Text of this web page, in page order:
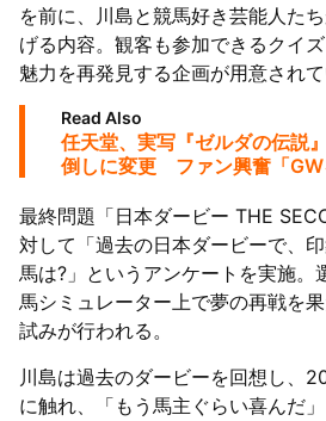
を前に、川島と競馬好き芸能人た
げる内容。観客も参加できるクイ
魅力を再発見する企画が用意されて
Read Also
任天堂、実写『ゼルダの伝説
倒しに変更 ファン興奮「GW
最終問題「日本ダービー THE
対して「過去の日本ダービーで、
馬は?」というアンケートを実施。
馬シミュレーター上で夢の再戦を
試みが行われる。
川島は過去のダービーを回想し、
に触れ、「もう馬主ぐらい喜んだ